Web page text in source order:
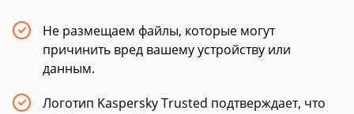
Не размещаем файлы, которые могут
причинить вред вашему устройству или
данным.
Логотип Kaspersky Trusted подтверждает, что